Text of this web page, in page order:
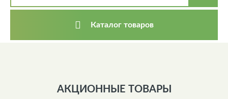
Каталог товаров
АКЦИОННЫЕ ТОВАРЫ